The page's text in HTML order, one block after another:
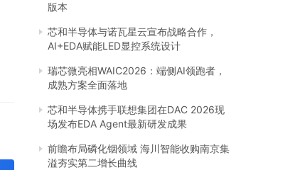
版本
芯和半导体与诺瓦星云宣布战略合作，
AI+EDA赋能LED显控系统设计
瑞芯微亮相WAIC2026：端侧AI领跑者，
成熟方案全面落地
芯和半导体携手联想集团在DAC 2026现
场发布EDA Agent最新研发成果
前瞻布局磷化铟领域 海川智能收购南京集
溢夯实第二增长曲线